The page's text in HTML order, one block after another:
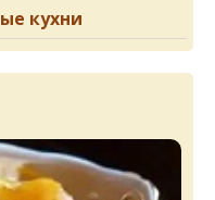
кухни